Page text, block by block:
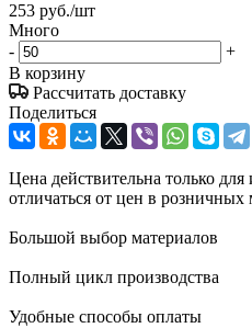
253 руб./шт
Много
-
+
В корзину
Рассчитать доставку
Поделиться
Цена действительна только
отличаться от цен в розничных
Большой выбор материалов
Полный цикл производства
Удобные способы оплаты